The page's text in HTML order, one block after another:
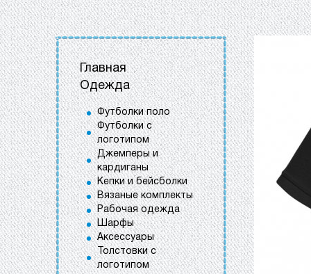
Главная
Одежда
Футболки поло
Футболки с
логотипом
Джемперы и
кардиганы
Кепки и бейсболки
Вязаные комплекты
Рабочая одежда
Шарфы
Аксессуары
Толстовки с
логотипом